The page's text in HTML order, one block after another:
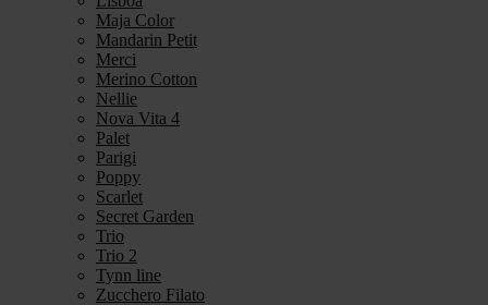
Maja Color
Mandarin Petit
Merci
Merino Cotton
Nellie
Nova Vita 4
Palet
Parigi
Poppy
Scarlet
Secret Garden
Trio
Trio 2
Tynn line
Zucchero Filato